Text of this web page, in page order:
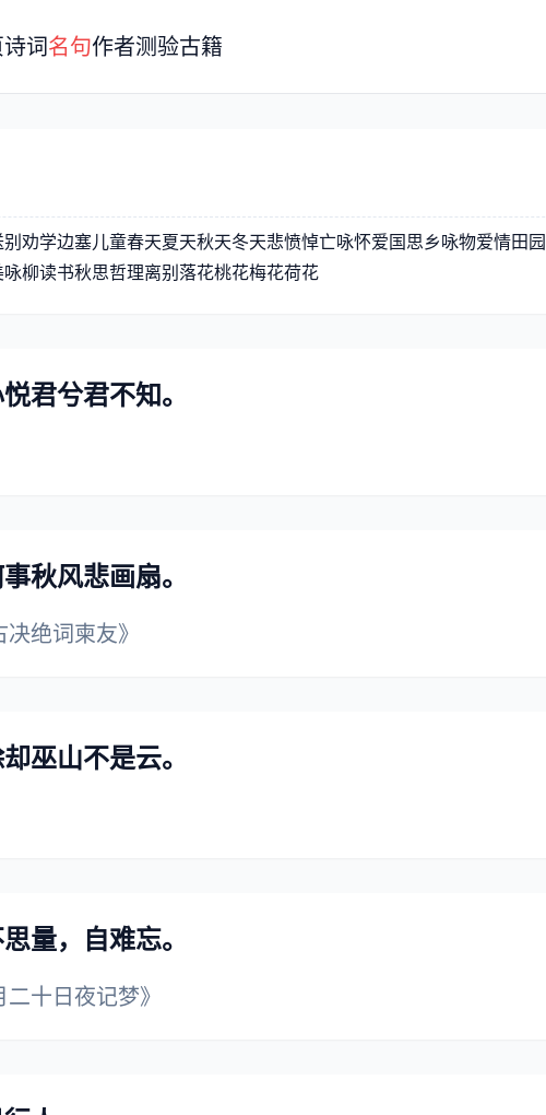
诗词名句作者测验古籍
劝学边塞儿童春天夏天秋天冬天悲愤悼亡咏怀爱国思乡咏物爱情田园
咏柳读书秋思哲理离别落花桃花梅花荷花
君兮君不知。
秋风悲画扇。
决绝词柬友》
巫山不是云。
量，自难忘。
二十日夜记梦》